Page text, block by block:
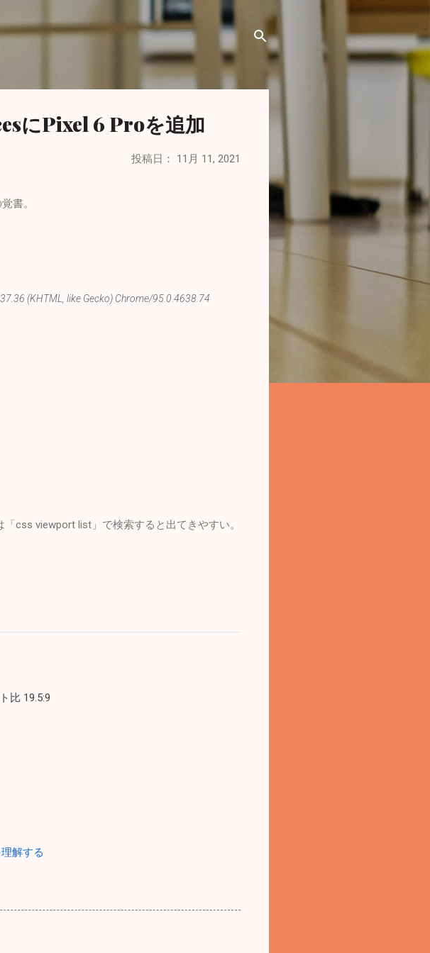
に移動
にPixel 6 Proを追加
投稿日： 11月 11, 2021
書。
(KHTML, like Gecko) Chrome/95.0.4638.74
css viewport list」で検索すると出てきやすい。
比 19.5:9
解する